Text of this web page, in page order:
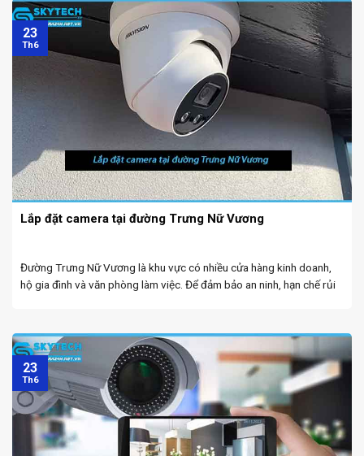
Lắp đặt camera tại đường Trưng Nữ Vương
Đường Trưng Nữ Vương là khu vực có nhiều cửa hàng kinh doanh,
hộ gia đình và văn phòng làm việc. Để đảm bảo an ninh, hạn chế rủi
23
Th6
23
Th6